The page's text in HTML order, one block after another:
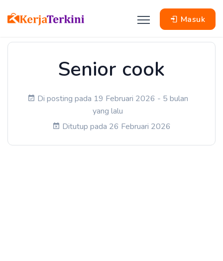
Masuk
Senior cook
Di posting pada 19 Februari 2026 - 5 bulan
yang lalu
Ditutup pada 26 Februari 2026